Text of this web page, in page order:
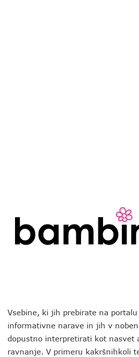
Vsebine, ki jih prebirate na
informativne narave in jih v
dopustno interpretirati kot nasvet
ravnanje. V primeru kakršnihkoli